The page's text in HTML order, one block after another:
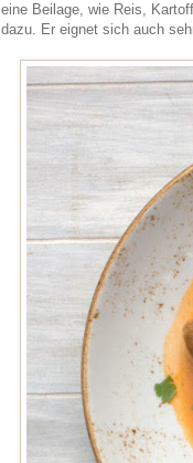
eine Beilage, wie Reis,
dazu. Er eignet sich auch